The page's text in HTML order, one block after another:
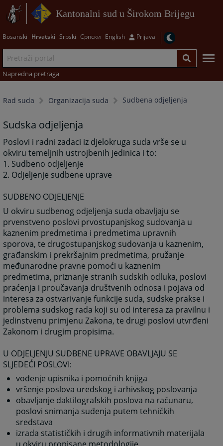
Kantonalni sud u Širokom Brijegu
Bosanski Hrvatski Srpski Српски English Prijava
Napredna pretraga
Rad suda Organizacija suda Sudbena odjeljenja
Sudska odjeljenja
Poslovi i radni zadaci iz djelokruga suda vrše se u
okviru temeljnih ustrojbenih jedinica i to:
1. Sudbeno odjeljenje
2. Odjeljenje sudbene uprave
SUDBENO ODJELJENJE
U okviru sudbenog odjeljenja suda obavljaju se
prvenstveno poslovi prvostupanjskog sudovanja u
kaznenim predmetima i predmetima upravnih
sporova, te drugostupanjskog sudovanja u kaznenim,
građanskim i prekršajnim predmetima, pružanje
međunarodne pravne pomoći u kaznenim
predmetima, priznanje stranih sudskih odluka, poslovi
praćenja i proučavanja društvenih odnosa i pojava od
interesa za ostvarivanje funkcije suda, sudske prakse i
problema sudskog rada koji su od interesa za pravilnu i
jedinstvenu primjenu Zakona, te drugi poslovi utvrđeni
Zakonom i drugim propisima.
U ODJELJENJU SUDBENE UPRAVE OBAVLJAJU SE
SLJEDEĆI POSLOVI:
vođenje upisnika i pomoćnih knjiga
vršenje poslova uredskog i arhivskog poslovanja
obavljanje daktilografskih poslova na računaru,
poslovi snimanja suđenja putem tehničkih
sredstava
izrada statističkih i drugih informativnih materijala